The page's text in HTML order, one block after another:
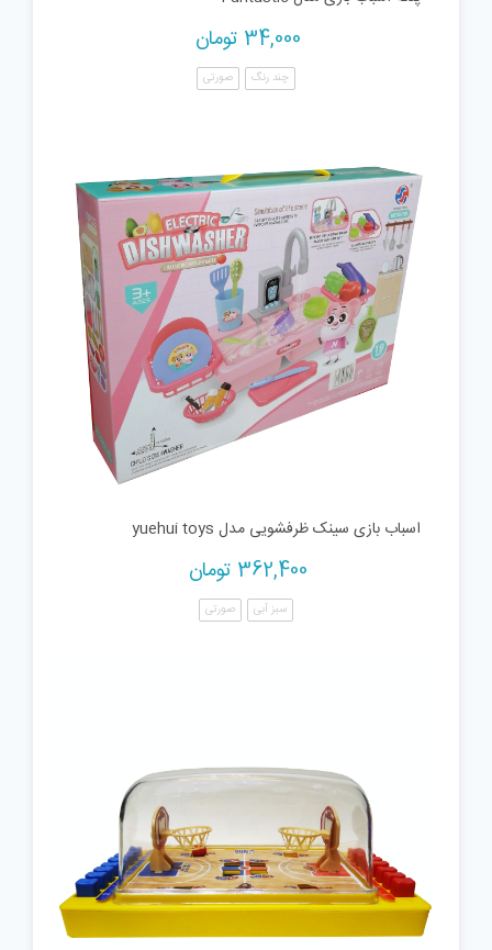
34,000 تومان
چند رنگ صورتی
اسباب بازی سینک ظرفشویی مدل yuehui toys
362,400 تومان
سبز آبی صورتی